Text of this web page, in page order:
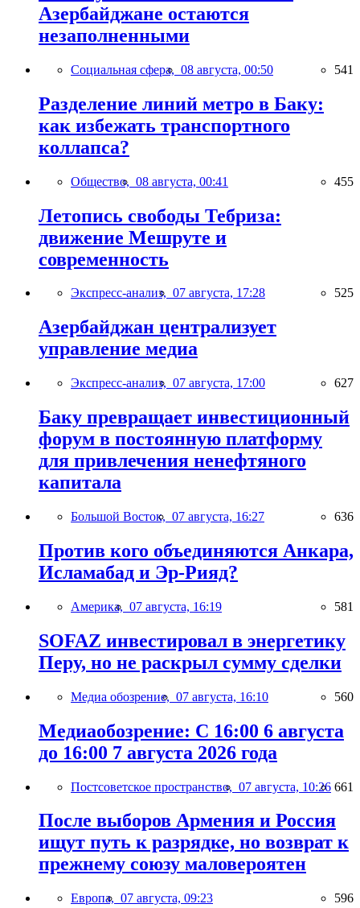
Азербайджане остаются
незаполненными
Социальная сфера, 08 августа, 00:50 541
Разделение линий метро в Баку:
как избежать транспортного
коллапса?
Общество, 08 августа, 00:41 455
Летопись свободы Тебриза:
движение Мешруте и
современность
Экспресс-анализ, 07 августа, 17:28 525
Азербайджан централизует
управление медиа
Экспресс-анализ, 07 августа, 17:00 627
Баку превращает инвестиционный
форум в постоянную платформу
для привлечения ненефтяного
капитала
Большой Восток, 07 августа, 16:27 636
Против кого объединяются Анкара,
Исламабад и Эр-Рияд?
Америка, 07 августа, 16:19 581
SOFAZ инвестировал в энергетику
Перу, но не раскрыл сумму сделки
Медиа обозрение, 07 августа, 16:10 560
Медиаобозрение: С 16:00 6 августа
до 16:00 7 августа 2026 года
Постсоветское пространство, 07 августа, 10:26 661
После выборов Армения и Россия
ищут путь к разрядке, но возврат к
прежнему союзу маловероятен
Европа, 07 августа, 09:23 596